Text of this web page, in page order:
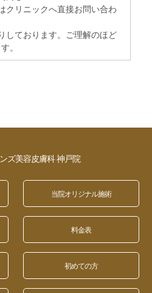
クリニックへ直接お問い合わ
しております。ご理解のほど
。
ズ美容皮膚科 神戸院
当院オリジナル施術
料金表
初めての方